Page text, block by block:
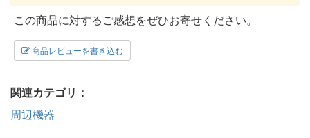
この商品に対するご感想をぜひお寄せください。
商品レビューを書き込む
関連カテゴリ：
周辺機器